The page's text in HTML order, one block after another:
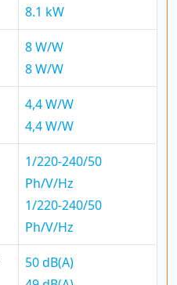
8.1 kW
8 W/W
8 W/W
4,4 W/W
4,4 W/W
1/220-240/50
Ph/V/Hz
1/220-240/50
Ph/V/Hz
50 dB(A)